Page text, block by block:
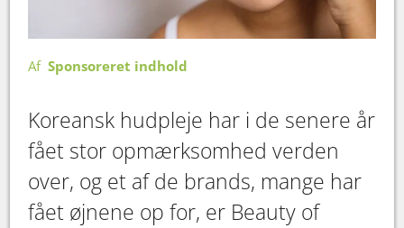
AfSponsoreret indhold
Koreansk hudpleje har i de senere år
fået stor opmærksomhed verden
over, og et af de brands, mange har
fået øjnene op for, er Beauty of